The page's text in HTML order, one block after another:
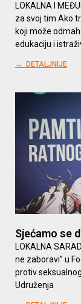
LOKALNA I
za svoj tim Ako
koji može
edukaciju i
→ DETALJNIJE
Sjećamo se
LOKALNA
ne zaboravi” u
protiv
Udruženja